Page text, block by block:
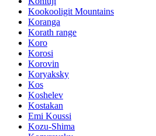
Kookooligit Mountains
Koranga
Korath range
Koro
Korosi
Korovin
Koryaksky
Kos
Koshelev
Kostakan
Emi Koussi
Kozu-Shima